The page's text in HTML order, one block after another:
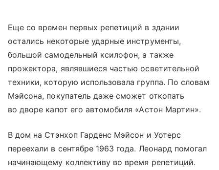
Еще со времен первых репетиций в здании
остались некоторые ударные инструменты,
большой самодельный ксилофон, а также
прожектора, являвшиеся частью осветительной
техники, которую использовала группа. По словам
Мэйсона, покупатель даже сможет откопать
во дворе капот его автомобиля «Астон Мартин».
В дом на Стэнхоп Гарденс Мэйсон и Уотерс
переехали в сентябре 1963 года. Леонард помогал
начинающему коллективу во время репетиций.